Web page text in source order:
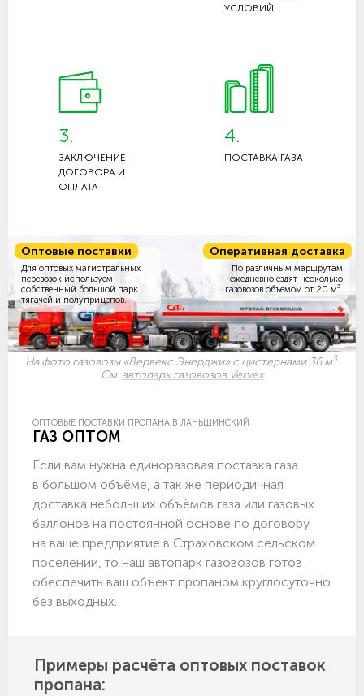
УСЛОВИЙ
3.
ЗАКЛЮЧЕНИЕ
ДОГОВОРА И
ОПЛАТА
4.
ПОСТАВКА ГАЗА
Оптовые поставки
Для оптовых магистральных
перевозок используем
собственный большой парк
тягачей и полуприцепов.
Оперативная доставка
По различным маршрутам
ежедневно ездят несколько
газовозов объемом от 20 м3
На фото газовозы «Вервекс Энерджи» с цистернами 36 м3.
См. автопарк газовозов Vervex
ОПТОВЫЕ ПОСТАВКИ ПРОПАНА В ЛАНЬШИНСКИЙ
ГАЗ ОПТОМ
Если вам нужна единоразовая поставка газа
в большом объёме, а так же периодичная
доставка небольших объёмов газа или газовых
баллонов на постоянной основе по договору
на ваше предприятие в Страховском сельском
поселении, то наш автопарк газовозов готов
обеспечить ваш объект пропаном круглосуточно
без выходных.
Примеры расчёта оптовых поставок
пропана: